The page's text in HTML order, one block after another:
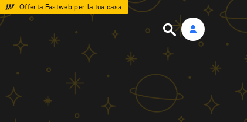
Offerta Fastweb per la tua casa